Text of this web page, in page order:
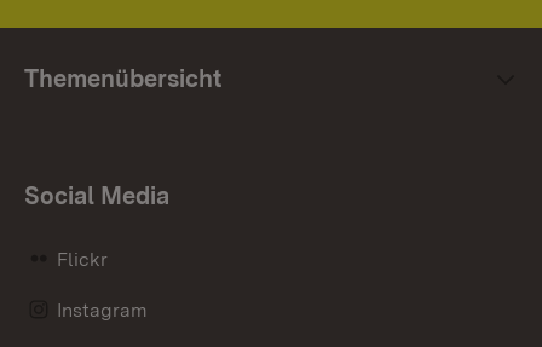
Themenübersicht
Social Media
Flickr
Instagram